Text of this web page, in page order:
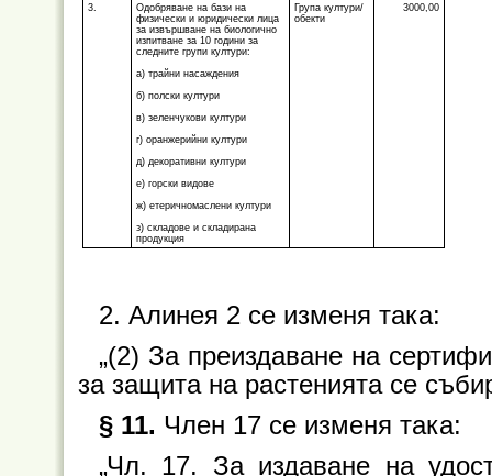
3.
Одобряване на бази на
физически и юридически лица
за извършване на биологично
изпитване за 10 години за
следните групи култури:
а) трайни насаждения
б) полски култури
в) зеленчукови култури
г) оранжерийни култури
д) декоративни култури
е) горски видове
ж) етеричномаслени култури
з) складове и складирана
продукция
Група култури/
обекти
3000,00
2. Алинея 2 се изменя така:
„(2) За преиздаване на
за защита на растенията се
§ 11. Член 17 се изменя така:
„Чл. 17. За издаване на